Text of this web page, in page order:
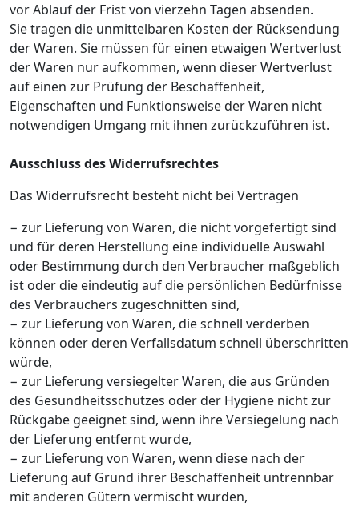
vor Ablauf der Frist von vierzehn Tagen absenden.
Sie tragen die unmittelbaren Kosten der Rücksendung
der Waren. Sie müssen für einen etwaigen Wertverlust
der Waren nur aufkommen, wenn dieser Wertverlust
auf einen zur Prüfung der Beschaffenheit,
Eigenschaften und Funktionsweise der Waren nicht
notwendigen Umgang mit ihnen zurückzuführen ist.
Ausschluss des Widerrufsrechtes
Das Widerrufsrecht besteht nicht bei Verträgen
− zur Lieferung von Waren, die nicht vorgefertigt sind
und für deren Herstellung eine individuelle Auswahl
oder Bestimmung durch den Verbraucher maßgeblich
ist oder die eindeutig auf die persönlichen Bedürfnisse
des Verbrauchers zugeschnitten sind,
− zur Lieferung von Waren, die schnell verderben
können oder deren Verfallsdatum schnell überschritten
würde,
− zur Lieferung versiegelter Waren, die aus Gründen
des Gesundheitsschutzes oder der Hygiene nicht zur
Rückgabe geeignet sind, wenn ihre Versiegelung nach
der Lieferung entfernt wurde,
− zur Lieferung von Waren, wenn diese nach der
Lieferung auf Grund ihrer Beschaffenheit untrennbar
mit anderen Gütern vermischt wurden,